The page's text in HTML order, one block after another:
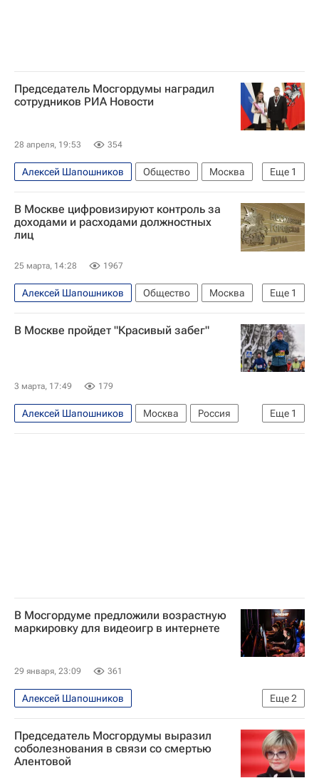
Председатель Мосгордумы наградил
сотрудников РИА Новости
28 апреля, 19:53 354
Еще 1
Алексей Шапошников Общество
Москва
Московская городская дума
В Москве цифровизируют контроль за
доходами и расходами должностных
лиц
25 марта, 14:28 1967
Еще 1
Алексей Шапошников Общество
Москва
Московская городская дума
В Москве пройдет "Красивый забег"
3 марта, 17:49 179
Еще 1
Алексей Шапошников Москва
Россия
Спорт
В Мосгордуме предложили возрастную
маркировку для видеоигр в интернете
29 января, 23:09 361
Еще2
Алексей Шапошников
Московская городская дума
Общество
Председатель Мосгордумы выразил
соболезнования в связи со смертью
Алентовой